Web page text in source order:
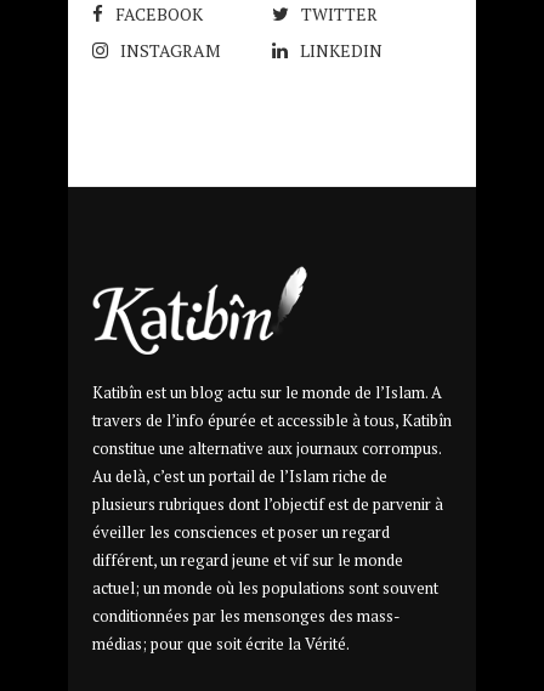
FACEBOOK
TWITTER
INSTAGRAM
LINKEDIN
Katibîn est un blog actu sur le monde de l’Islam. A
travers de l’info épurée et accessible à tous, Katibîn
constitue une alternative aux journaux corrompus.
Au delà, c’est un portail de l’Islam riche de
plusieurs rubriques dont l’objectif est de parvenir à
éveiller les consciences et poser un regard
différent, un regard jeune et vif sur le monde
actuel; un monde où les populations sont souvent
conditionnées par les mensonges des mass-
médias; pour que soit écrite la Vérité.